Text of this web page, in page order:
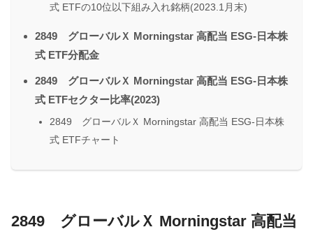
式 ETFの10位以下組み入れ銘柄(2023.1月末)
2849 グローバルＸ Morningstar 高配当 ESG-日本株
式 ETF分配金
2849 グローバルＸ Morningstar 高配当 ESG-日本株
式 ETFセクター比率(2023)
2849 グローバルＸ Morningstar 高配当 ESG-日本株
式 ETFチャート
2849 グローバルＸ Morningstar 高配当